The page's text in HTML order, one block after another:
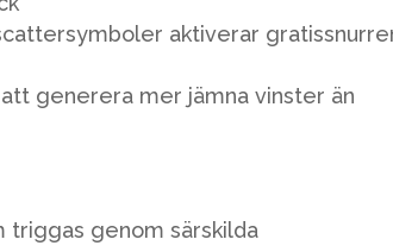
aktiverar
generera mer jämna vinster än
triggas genom särskilda